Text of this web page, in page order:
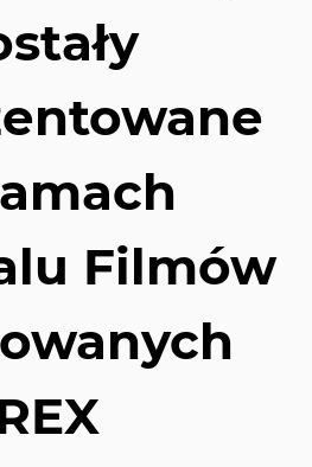
Filmów